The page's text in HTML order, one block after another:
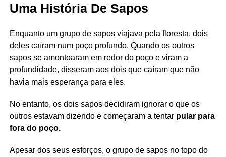
Uma História De Sapos
Enquanto um grupo de sapos viajava pela floresta, dois
deles caíram num poço profundo. Quando os outros
sapos se amontoaram em redor do poço e viram a
profundidade, disseram aos dois que caíram que não
havia mais esperança para eles.
No entanto, os dois sapos decidiram ignorar o que os
outros estavam dizendo e começaram a tentar pular para
fora do poço.
Apesar dos seus esforços, o grupo de sapos no topo do